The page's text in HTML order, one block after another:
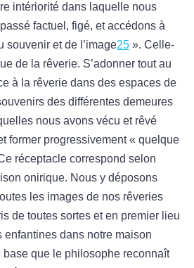
intériorité dans laquelle nous
factuel, figé, et accédons à
souvenir et de l’image25 ». Celle-
de la rêverie. S’adonner tout au
à la rêverie dans des espaces de
des différentes demeures
nous avons vécu et rêvé
former progressivement « quelque
réceptacle correspond selon
onirique. Nous y déposons
les images de nos rêveries
de toutes sortes et en premier lieu
dans notre maison
base que le philosophe reconnaît